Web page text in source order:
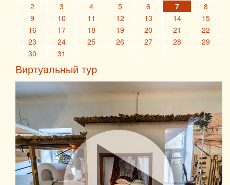
2
3 4 5 6 7
8
9
10 11 12 13 14
15
16
17 18 19 20 21
22
23
24 25 26 27 28
29
30
31
Виртуальный тур